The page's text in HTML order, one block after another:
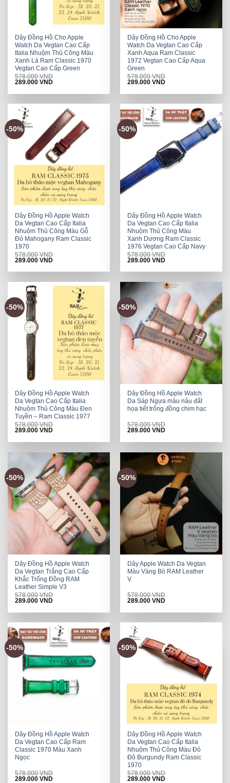
Dây Đồng Hồ Cho Apple
Watch Da Vegtan Cao Cấp
Italia Nhuộm Thủ Công Màu
Xanh Lá Ram Classic 1970
Vegtan Cao Cấp Green
578.000VND
Original
was:
289.000VNDCurrent
is:
Dây Đồng Hồ Cho Apple
Watch Da Vegtan Cao Cấp
Xanh Aqua Ram Classic
1972 Vegtan Cao Cấp Aqua
Green
578.000VND
Original
was:
289.000VNDCurrent
is:
-50%
Dây Đồng Hồ Apple Watch
Da Vegtan Cao Cấp Italia
Nhuộm Thủ Công Màu Gỗ
Đỏ Mahogany Ram Classic
1970
578.000VND
Original
was:
289.000VNDCurrent
is:
-50%
Dây Đồng Hồ Apple Watch
Da Vegtan Cao Cấp Italia
Nhuộm Thủ Công Màu
Xanh Dương Ram Classic
1976 Vegtan Cao Cấp Navy
578.000VND
Original
was:
289.000VNDCurrent
is:
-50%
Dây Đồng Hồ Apple Watch
Da Vegtan Cao Cấp Italia
Nhuộm Thủ Công Màu Đen
Tuyền – Ram Classic 1977
578.000VND
Original
was:
289.000VNDCurrent
is:
-50%
Dây Đồng Hồ Apple Watch
Da Sáp Ngựa màu nâu đất
họa tiết trống đồng chim hạc
578.000VND
Original
was:
289.000VNDCurrent
is:
-50%
Dây Đồng Hồ Apple Watch
Da Vegtan Trắng Cao Cấp
Khắc Trống Đồng RAM
Leather Simple V3
578.000VND
Original
was:
289.000VNDCurrent
is:
-50%
Dây Apple Watch Da Vegtan
Màu Vàng Bò RAM Leather
V
578.000VND
Original
was:
289.000VNDCurrent
is:
-50%
Dây Đồng Hồ Apple Watch
Da Vegtan Cao Cấp Ram
Classic 1970 Màu Xanh
Ngọc
578.000VND
Original
289.000VNDCurrent
-50%
Dây Đồng Hồ Apple Watch
Da Vegtan Cao Cấp Italia
Nhuộm Thủ Công Màu Đỏ
Đô Burgundy Ram Classic
1970
578.000VND
Original
289.000VNDCurrent